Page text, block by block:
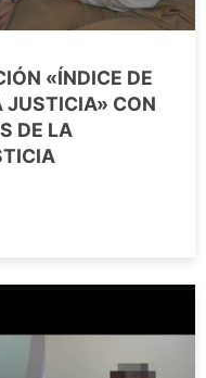
«ÍNDICE DE
JUSTICIA» CON
DE LA